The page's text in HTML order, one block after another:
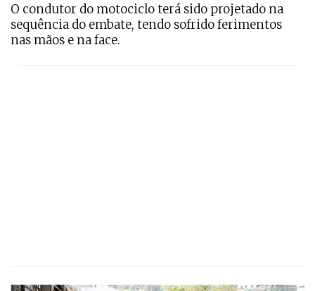
O condutor do motociclo terá sido projetado na
sequência do embate, tendo sofrido ferimentos
nas mãos e na face.